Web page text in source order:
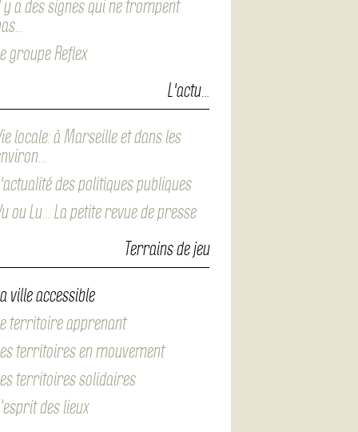
y a des signes qui ne trompent
groupe Reflex
L'actu…
locale: à Marseille et dans les
des politiques publiques
ou Lu… La petite revue de presse
Terrains de jeu
ville accessible
territoire apprenant
territoires en mouvement
territoires solidaires
des lieux